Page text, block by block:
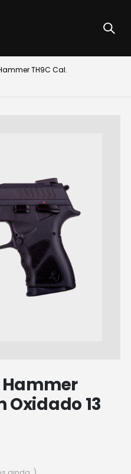
TH9C Cal.
Oxidado 13